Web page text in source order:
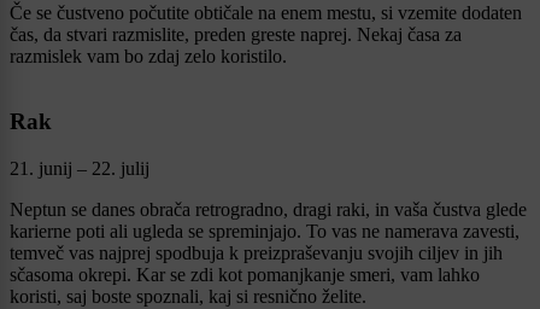
Če se čustveno počutite obtičale na enem mestu, si vzemite dodaten
čas, da stvari razmislite, preden greste naprej. Nekaj časa za
razmislek vam bo zdaj zelo koristilo.
Rak
21. junij – 22. julij
Neptun se danes obrača retrogradno, dragi raki, in vaša čustva glede
karierne poti ali ugleda se spreminjajo. To vas ne namerava zavesti,
temveč vas najprej spodbuja k preizpraševanju svojih ciljev in jih
sčasoma okrepi. Kar se zdi kot pomanjkanje smeri, vam lahko
koristi, saj boste spoznali, kaj si resnično želite.